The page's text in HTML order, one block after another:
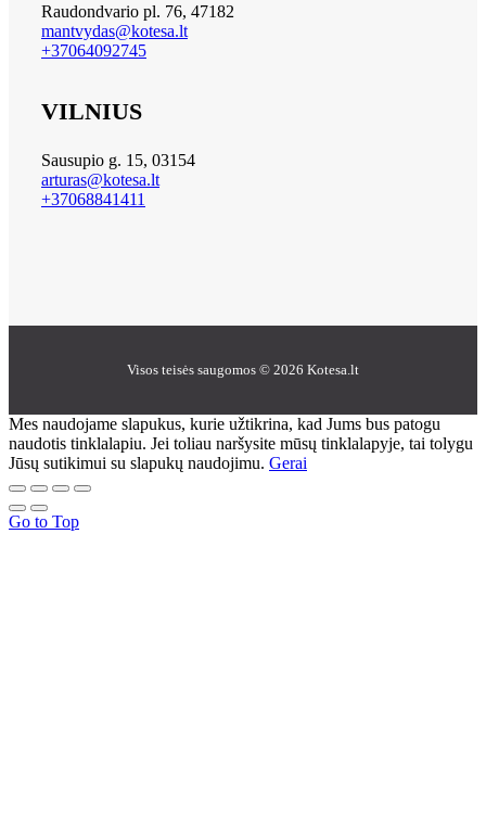
Raudondvario pl. 76, 47182
mantvydas@kotesa.lt
+37064092745
VILNIUS
Sausupio g. 15, 03154
arturas@kotesa.lt
+37068841411
Visos teisės saugomos © 2026 Kotesa.lt
Mes naudojame slapukus, kurie užtikrina, kad Jums bus patogu
naudotis tinklalapiu. Jei toliau naršysite mūsų tinklalapyje, tai tolygu
Jūsų sutikimui su slapukų naudojimu. Gerai
Go to Top